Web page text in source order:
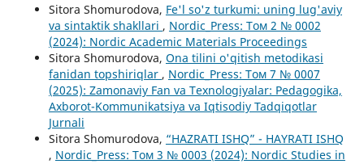
Sitora Shomurodova, Fe'l so'z turkumi: uning lug'aviy
va sintaktik shakllari , Nordic_Press: Том 2 № 0002
(2024): Nordic Academic Materials Proceedings
Sitora Shomurodova, Ona tilini o'qitish metodikasi
fanidan topshiriqlar , Nordic_Press: Том 7 № 0007
(2025): Zamonaviy Fan va Texnologiyalar: Pedagogika,
Axborot-Kommunikatsiya va Iqtisodiy Tadqiqotlar
Jurnali
Sitora Shomurodova, “HAZRATI ISHQ” - HAYRATI ISHQ
, Nordic_Press: Том 3 № 0003 (2024): Nordic Studies in